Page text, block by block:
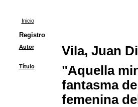
Inicio
Registro
Autor Vila, Juan
Título
"Aquella
fantasma
femenina